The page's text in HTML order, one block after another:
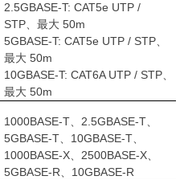
2.5GBASE-T: CAT5e UTP /
STP、最大 50m
5GBASE-T: CAT5e UTP / STP、
最大 50m
10GBASE-T: CAT6A UTP / STP、
最大 50m
1000BASE-T、2.5GBASE-T、
5GBASE-T、10GBASE-T、
1000BASE-X、2500BASE-X、
5GBASE-R、10GBASE-R